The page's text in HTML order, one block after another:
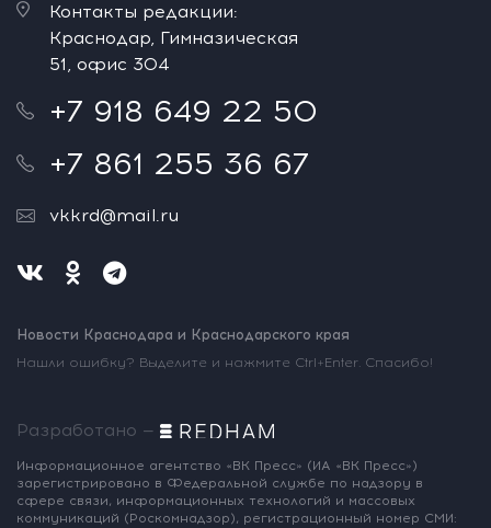
Контакты редакции:
Краснодар, Гимназическая
51, офис 304
+7 918 649 22 50
+7 861 255 36 67
vkkrd@mail.ru
Новости Краснодара и Краснодарского края
Нашли ошибку? Выделите и нажмите Ctrl+Enter. Спасибо!
Разработано —
Информационное агентство «ВК Пресс» (ИА «ВК Пресс»)
зарегистрировано в Федеральной службе по надзору в
сфере связи, информационных технологий и массовых
коммуникаций (Роскомнадзор), регистрационный номер СМИ: